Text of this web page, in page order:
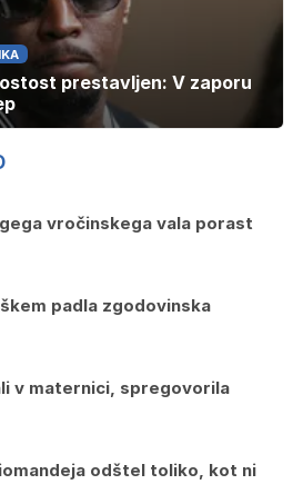
prestavljen: V zaporu
vročinskega vala porast
padla zgodovinska
v maternici, spregovorila
odštel toliko, kot ni